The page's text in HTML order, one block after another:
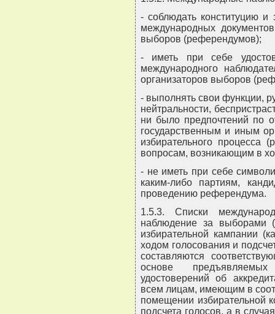
- соблюдать конституцию
международных
выборов (референдумов);
- иметь при себе
международного
организаторов выборов
- выполнять свои функции,
нейтральности,
ни было предпочтений по
государственным и иным
избирательного процесса
вопросам, возникающим в
- не иметь при себе
каким-либо партиям,
проведению референдума.
1.5.3. Списки
наблюдение за выборами
избирательной кампании
ходом голосования и
составляются
основе
удостоверений об
всем лицам, имеющим в
помещении избирательной
подсчета голосов, а в